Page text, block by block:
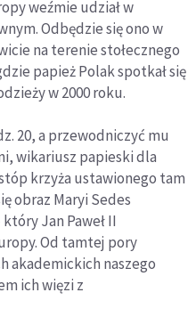
weźmie udział w
Odbędzie się ono w
na terenie stołecznego
papież Polak spotkał się
w 2000 roku.
20, a przewodniczyć mu
wikariusz papieski dla
krzyża ustawionego tam
obraz Maryi Sedes
Jan Paweł II
Od tamtej pory
akademickich naszego
ich więzi z